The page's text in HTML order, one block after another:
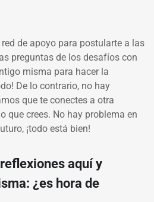
de apoyo para postularte a las
preguntas de los desafíos con
misma para hacer la
De lo contrario, no hay
que te conectes a otra
que crees. No hay problema en
¡todo está bien!
aquí y
¿es hora de